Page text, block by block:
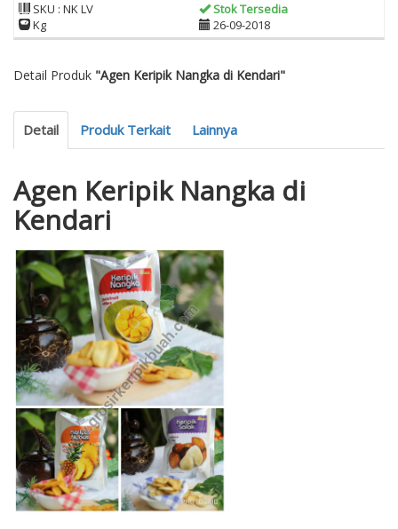
SKU : NK LV
Stok Tersedia
Kg
26-09-2018
Detail Produk "Agen Keripik Nangka di Kendari"
Detail Produk Terkait Lainnya
Agen Keripik Nangka di
Kendari